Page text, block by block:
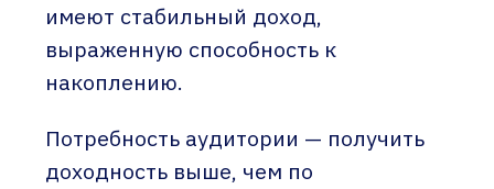
имеют стабильный доход,
выраженную способность к
накоплению.
Потребность аудитории — получить
доходность выше, чем по